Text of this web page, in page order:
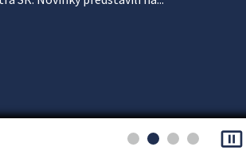
pause_presentation